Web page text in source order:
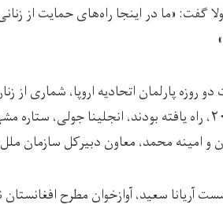
گفت: «ما در اینجا راه‌های حمایت از
روزه پارلمان اتحادیه اروپا، شماری از
سال ۲۰۲۱، راه یافته بودند،‌ انجلینا
و امینه محمد، معاون دبیرکل سازمان
آریانا سعید، آوازخوان مطرح